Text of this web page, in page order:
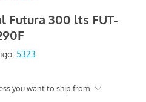
Futura 300 lts FUT-
5323
you want to ship from